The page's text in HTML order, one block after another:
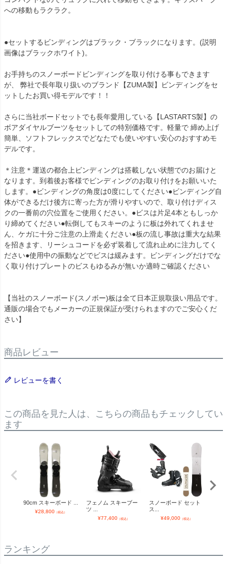
への移動もラクラク。
●セットするビンディングはブラック・ブラックになります。(説明
画像はブラックホワイト)。
お手持ちのスノーボードビンディングを取り付ける事もできます
が、 弊社で長年取り扱いのブランド【ZUMA製】ビンディングをセ
ットしたお買い得モデルです！！
さらに当社ボードセットでも長年愛用している【LASTARTS製】の
ボアダイヤルブーツをセットしての特別価格です。軽量で 締め上げ
簡単、ソフトフレックスでどなたでも使いやすい安心のおすすめモ
デルです。
＊注意＊運送の都合上ビンディングは搭載しない状態でのお届けと
なります。到着後お客様でビンディングのお取り付けをお願いいた
します。●ビンディングの角度は0度にしてください●ビンディング自
体ができるだけ後方に寄った方が滑りやすいので、取り付けディス
クの一番前の穴位置をご使用ください。●ビスは片足4本ともしっか
り締めてください●転倒してもスキーのように板は外れてくれませ
ん、ケガに十分ご注意の上滑走ください●板の流し事故は重大な結果
を招きます、リーシュコードを必ず装着して流れ止めに注力してく
ださい●使用中の振動などでビスは緩みます。ビンディングだけでな
く取り付けプレートのビスもゆるみが無いか適時ご確認ください
【当社のスノーボード(スノボー)板は全て日本正規取扱い用品です。
通販の場合でもメーカーの正規保証が受けられますのでご安心くだ
さい】
商品レビュー
レビューを書く
この商品を見た人は、こちらの商品もチェックしてい
ます
90cm スキーボード ...
¥28,800（税込）
フェノム スキーブー
ツ ...
¥77,400（税込）
スノーボード セット
ス...
¥49,000（税込）
ランキング